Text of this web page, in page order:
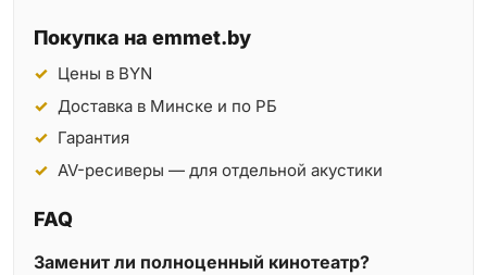
Покупка на emmet.by
Цены в BYN
Доставка в Минске и по РБ
Гарантия
AV-ресиверы — для отдельной акустики
FAQ
Заменит ли полноценный кинотеатр?